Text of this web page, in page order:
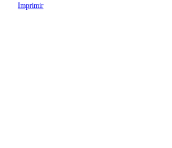
Imprimir